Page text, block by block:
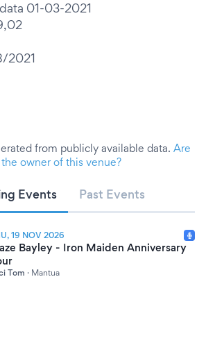
01-03-2021
2021
from publicly available data. Are
owner of this venue?
Events Past Events
19 NOV 2026
Bayley - Iron Maiden Anniversary
Tom · Mantua